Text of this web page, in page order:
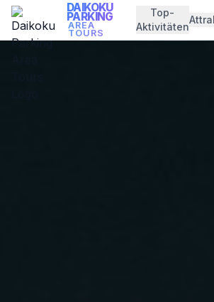
DAIKOKU
PARKING
AREA
TOURS
Top-
Aktivitäten